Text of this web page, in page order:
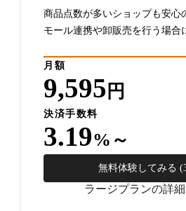
商品点数が多いショップも安心
モール連携や卸販売を行う場合
月額
9,595 円
決済手数料
3.19%～
無料体験してみる
ラージプランの詳